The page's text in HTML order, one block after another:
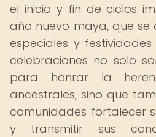
el inicio y fin de ciclos
año nuevo maya, que se
especiales y festividades
celebraciones no solo
para honrar la
ancestrales, sino que
comunidades fortalecer
y transmitir sus